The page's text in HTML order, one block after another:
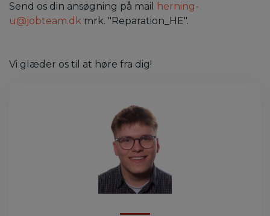
Send os din ansøgning på mail
herning-
u@jobteam.dk mrk. "Reparation_HE".
Vi glæder os til at høre fra dig!